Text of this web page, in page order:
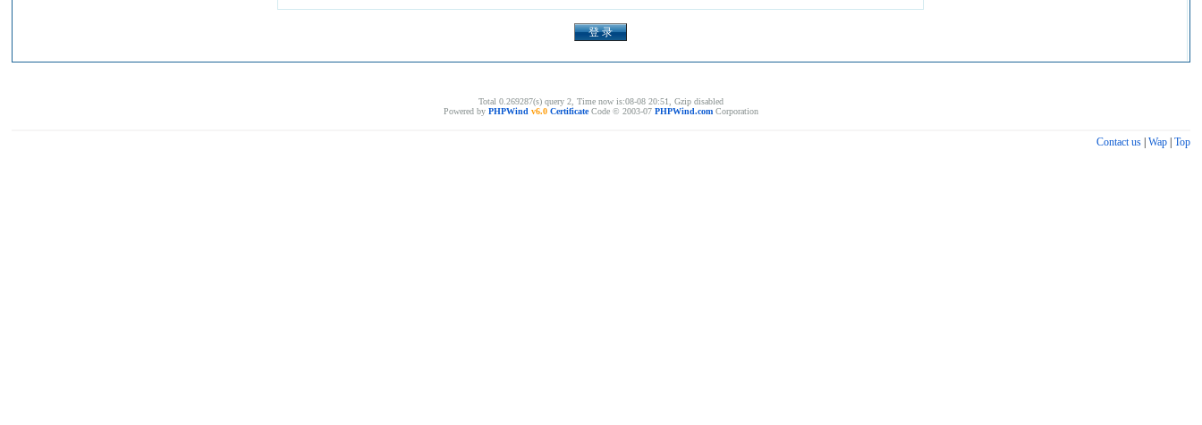
Total 0.269287(s) query 2, Time now is:08-08 20:51, Gzip disabled
Powered by PHPWind v6.0 CertificateCode © 2003-07 PHPWind.com Corporation
Contact us| Wap| Top